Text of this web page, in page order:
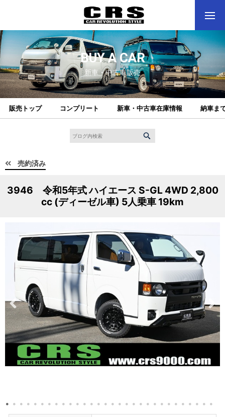
BUY A CAR
新車・中古車販売
販売トップ コンプリート 新車・中古車在庫情報 納車ま
売約済み
3946 令和5年式 ハイエース S-GL 4WD 2,800
cc (ディーゼル車) 5人乗車 19km